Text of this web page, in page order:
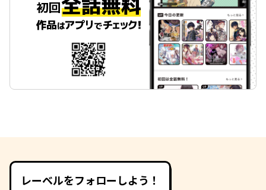
レーベルをフォローしよう！